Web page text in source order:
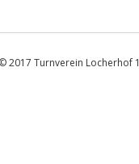
2017 Turnverein Locherhof